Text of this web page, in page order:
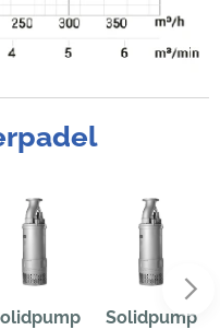
Solidpump